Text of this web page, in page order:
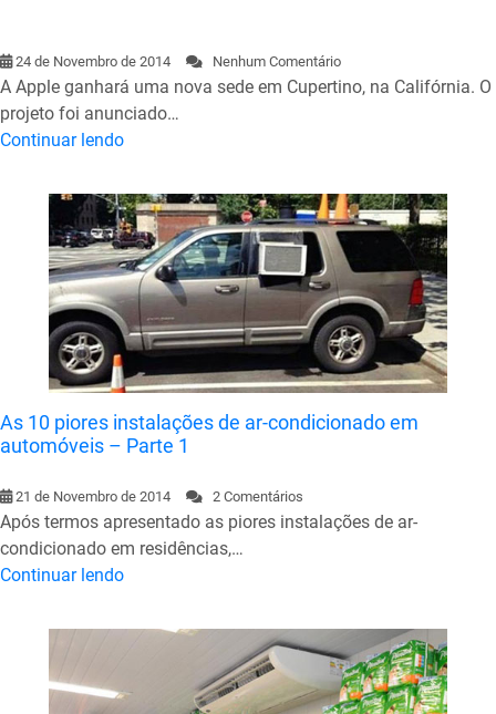
24 de Novembro de 2014 Nenhum Comentário
A Apple ganhará uma nova sede em Cupertino, na Califórnia. O
projeto foi anunciado…
Continuar lendo
As 10 piores instalações de ar-condicionado em
automóveis – Parte 1
21 de Novembro de 2014 2 Comentários
Após termos apresentado as piores instalações de ar-
condicionado em residências,…
Continuar lendo